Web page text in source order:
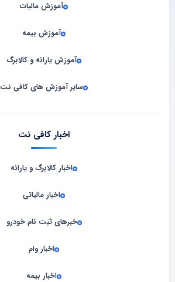
آموزش مالیات
آموزش بیمه
آموزش یارانه و کالابرگ
سایر آموزش های کافی نت
اخبار کافی نت
اخبار کالابرگ و یارانه
اخبار مالیاتی
خبرهای ثبت نام خودرو
اخبار وام
اخبار بیمه